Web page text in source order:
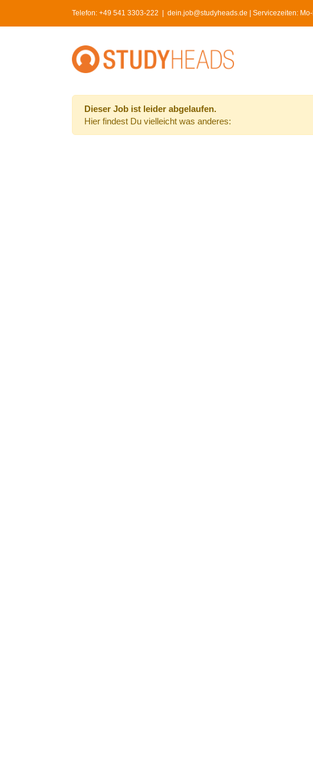
Telefon: +49 541 3303-222 dein.job@studyheads.de | Servicezeiten:
Dieser Job ist leider abgelaufen.
Hier findest Du vielleicht was anderes: